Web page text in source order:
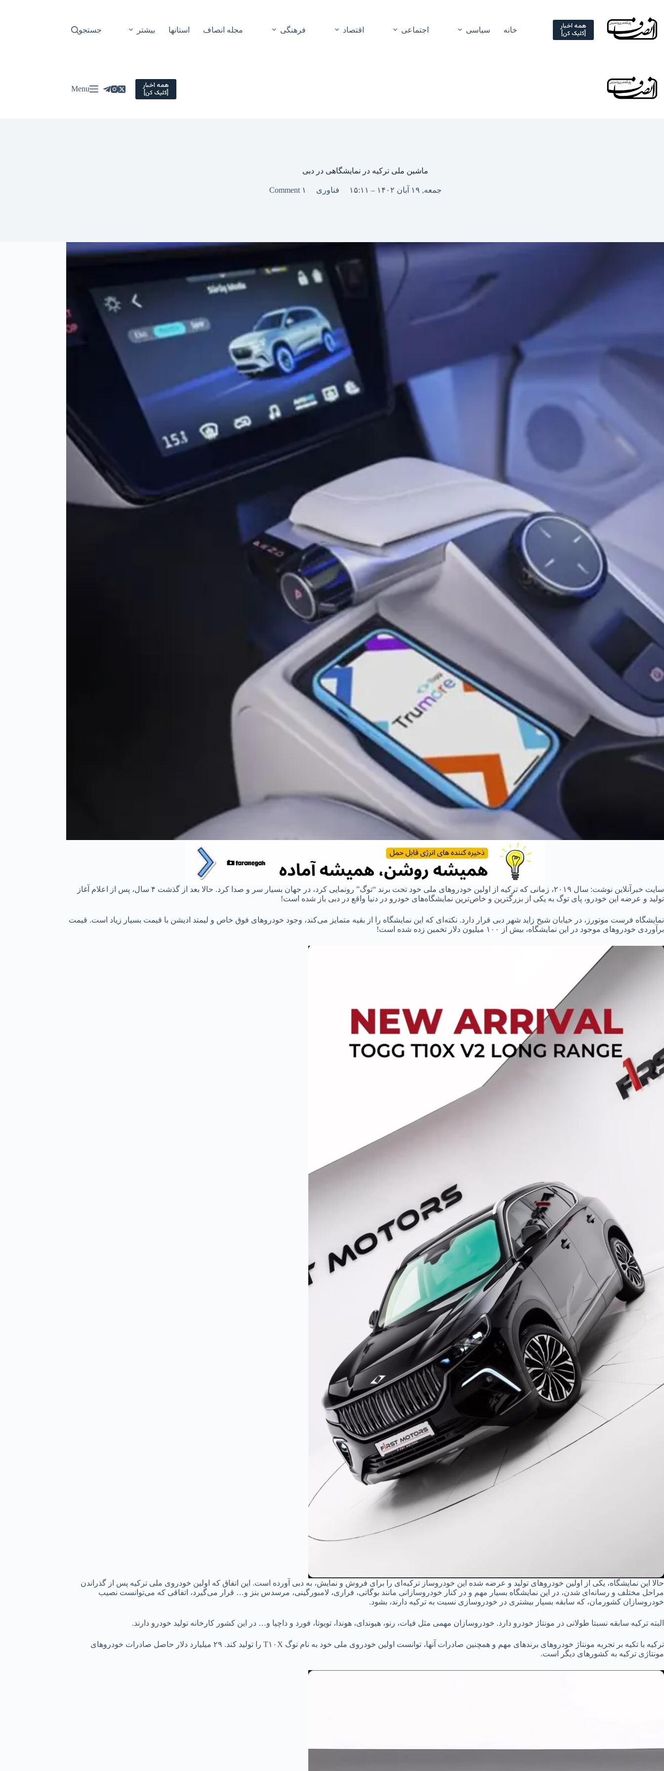
content
همه اخبار
[کلیک کن] خانه سیاسی اجتماعی اقتصاد فرهنگی مجله انصاف استانها بیشتر جستجو
همه اخبار
[کلیک کن] Menu
ماشین ملی ترکیه در نمایشگاهی در دبی
جمعه, ۱۹ آبان ۱۴۰۲ – ۱۵:۱۱ فناوری ۱ Comment
سایت خبرآنلاین نوشت: سال ۲۰۱۹، زمانی که ترکیه از اولین خودروهای ملی خود تحت برند “توگ” رونمایی کرد، در جهان بسیار سر و صدا کرد. حالا بعد از گذشت ۴ سال، پس از اعلام آغاز
تولید و عرضه این خودرو، پای توگ به یکی از بزرگترین و خاص‌ترین نمایشگاه‌های خودرو در دنیا واقع در دبی باز شده است!
نمایشگاه فرست موتورز، در خیابان شیخ زاید شهر دبی قرار دارد. نکته‌ای که این نمایشگاه را از بقیه متمایز می‌کند، وجود خودروهای فوق خاص و لیمتد ادیشن با قیمت بسیار زیاد است. قیمت
برآوردی خودروهای موجود در این نمایشگاه، بیش از ۱۰۰ میلیون دلار تخمین زده شده است!
حالا این نمایشگاه، یکی از اولین خودروهای تولید و عرضه شده این خودروساز ترکیه‌ای را برای فروش و نمایش، به دبی آورده است. این اتفاق که اولین خودروی ملی ترکیه پس از گذراندن
مراحل مختلف و رسانه‌ای شدن، در این نمایشگاه بسیار مهم و در کنار خودروسازانی مانند بوگاتی، فراری، لامبورگینی، مرسدس بنز و… قرار می‌گیرد، اتفاقی که می‌توانست نصیب
خودروسازان کشورمان، که سابقه بسیار بیشتری در خودروسازی نسبت به ترکیه دارند، بشود.
البته ترکیه سابقه نسبتا طولانی در مونتاژ خودرو دارد. خودروسازان مهمی مثل فیات، رنو، هیوندای، هوندا، تویوتا، فورد و داچیا و… در این کشور کارخانه‌ تولید خودرو دارند.
ترکیه با تکیه بر تجربه مونتاژ خودروهای برندهای مهم و همچنین صادرات آنها، توانست اولین خودروی ملی خود به نام توگ T۱۰X را تولید کند. ۲۹ میلیارد دلار حاصل صادرات خودروهای
مونتاژی ترکیه به کشورهای دیگر است.